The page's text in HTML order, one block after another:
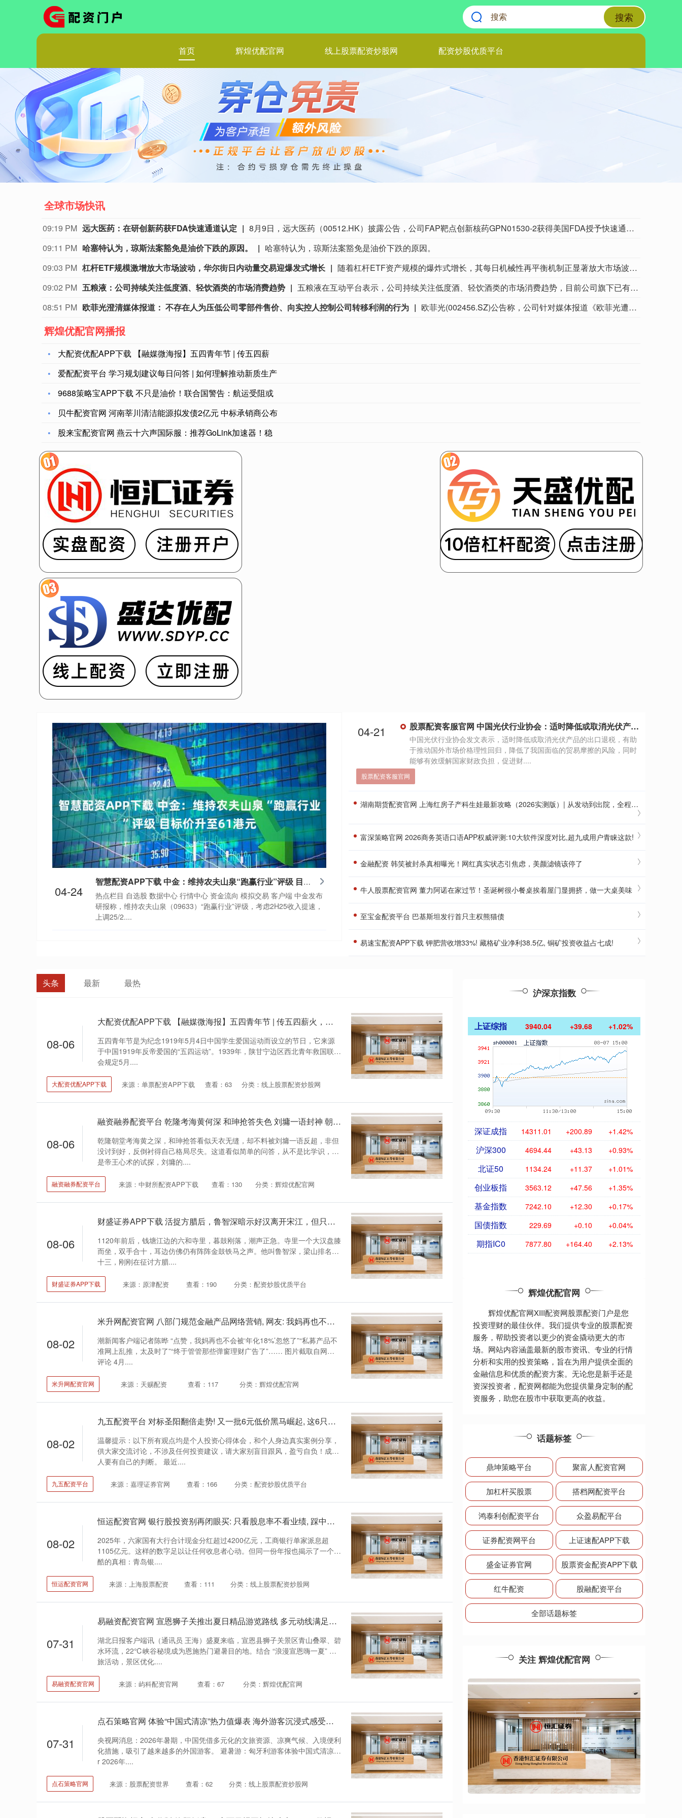
搜索
首页 辉煌优配官网 线上股票配资炒股网 配资炒股优质平台
全球市场快讯
09:19 PM 远大医药：在研创新药获FDA快速通道认定
8月9日，远大医药（00512.HK）披露公告，公司FAP靶点创新核药GPN01530-2获得美国FDA授予快速通道资格（FTD）。GPN01530-2目前已获FDA批准开展用于诊断实体瘤的I/II期临床研究，此次获快速通道资格认定，有望加快GPN01530-2未来开发及上市进程。
09:11 PM 哈塞特认为，琼斯法案豁免是油价下跌的原因。
哈塞特认为，琼斯法案豁免是油价下跌的原因。
09:03 PM 杠杆ETF规模激增放大市场波动，华尔街日内动量交易迎爆发式增长
随着杠杆ETF资产规模的爆炸式增长，其每日机械性再平衡机制正显著放大市场波动，进而为华尔街日内动量交易策略创造了新的获利途径。当前，半导体等科技板块已成为此类短期趋势交易的核心领域。杠杆ETF的运作机制决定了其具有天然的顺周期特征。为维持既定杠杆倍数，此类基金在市场上涨时必须追加买入，下跌时则被迫卖出。在此背景下，专注于高波动资产的日内动量策略迎来了显著增长。数据显示，自2024年以来，针对半导体行业的日内动量有效策略数量增长逾两倍。这类策略通过严格的量化规则在价格大幅波动时捕捉短期趋势，其风险调整后收益远超美股整体指数表现。摩根大通策略师指出，当前市场的高波动性特征令人回想起1998年技术革命时期，为日内动量策略提供了极佳的交易环境。
09:02 PM 五粮液：公司持续关注低度酒、轻饮酒类的市场消费趋势
五粮液在互动平台表示，公司持续关注低度酒、轻饮酒类的市场消费趋势，目前公司旗下已有29度一见倾心、果酒及气泡酒等多款适配日常佐餐、多元场景的低度产品。
08:51 PM 欧菲光澄清媒体报道： 不存在人为压低公司零部件售价、向实控人控制公司转移利润的行为 欧菲光(002456.SZ)公告称，公司针对媒体报道《欧菲光遭举报！实控人蔡荣军被指设体外公司掏空上市公司资产》进行澄清。公司与实控人蔡荣军控制公司新菲光、新思考的研发目标、技术路线、产品应用场景各不相同。公司研发形成的工艺、技术、专利均服务于本公司产品，不存在与新思考、新菲光互相通用、共享的研发技术及专利，亦不存在由公司承担研发亏损风险但将成熟工艺无合理授权或技术转让费直接复用于新菲光光模块产品的情况。公司未为新菲光生产或代工该报道所述光模块光学组件、玻璃桥、精密结构件等产品，不存在人为压低公司零部件售价、向新菲光转移利润的行为，也不存在“早年从欧菲光拆分VCM马达核心业务，欧菲光承担全部研发成本，成熟后高毛利业务归新思考。”的情况。相关报道所述内容系网络谣传，公司已正式向相关媒体发出《撤稿通知函》，要求删除不实报道并停止传播。针对相关不实报道及误导性信息，公司已报案并采取必要法律及应对措施，将依法追究相关主体的法律责任。
辉煌优配官网播报
大配资优配APP下载 【融媒微海报】五四青年节 | 传五四薪
爱配配资平台 学习规划建议每日问答 | 如何理解推动新质生产
9688策略宝APP下载 不只是油价！联合国警告：航运受阻或
贝牛配资官网 河南莘川清洁能源拟发债2亿元 中标承销商公布
股来宝配资官网 燕云十六声国际服：推荐GoLink加速器！稳
智慧配资APP下载 中金：维持农夫山泉“跑赢行业”评级 目标价升至61港元
热点栏目 自选股 数据中心 行情中心 资金流向 模拟交易 客户端 中金发布
研报称，维持农夫山泉（09633）“跑赢行业”评级，考虑2H25收入提速，
上调25/2....
04-24
股票配资客服官网 中国光伏行业协会：适时降低或取消光伏产品的出口退税，有助于推动国外市场价格理性回归
中国光伏行业协会发文表示，适时降低或取消光伏产品的出口退税，有助
于推动国外市场价格理性回归，降低了我国面临的贸易摩擦的风险，同时
能够有效缓解国家财政负担，促进财....
04-21
股票配资客服官网
湖南期货配资官网 上海红房子产科生娃最新攻略（2026实测版）| 从发动到出院，全程手把手陪你闯关
富深策略官网 2026商务英语口语APP权威评测:10大软件深度对比,超九成用户青睐这款!
金融配资 韩笑被封杀真相曝光！网红真实状态引焦虑，美颜滤镜该停了
牛人股票配资官网 董力阿诺在家过节！圣诞树很小餐桌挨着屋门显拥挤，做一大桌美味
至宝金配资平台 巴基斯坦发行首只主权熊猫债
易速宝配资APP下载 钾肥营收增33%! 藏格矿业净利38.5亿, 铜矿投资收益占七成!
头条 最新 最热
08-06
大配资优配APP下载 【融媒微海报】五四青年节 | 传五四薪火，贺青年之节
五四青年节是为纪念1919年5月4日中国学生爱国运动而设立的节日，它来源
于中国1919年反帝爱国的“五四运动”。1939年，陕甘宁边区西北青年救国联合
会规定5月....
大配资优配APP下载 来源：单票配资APP下载 查看：63 分类：线上股票配资炒股网
08-06
融资融券配资平台 乾隆考海黄何深 和珅抢答失色 刘墉一语封神 朝堂智斗藏乾坤
乾隆朝堂考海黄之深，和珅抢答看似天衣无缝，却不料被刘墉一语反超，非但
没讨到好，反倒衬得自己格局尽失。这道看似简单的问答，从不是比学识，而
是帝王心术的试探，刘墉的....
融资融券配资平台 来源：中财所配资APP下载 查看：130 分类：辉煌优配官网
08-06
财盛证券APP下载 活捉方腊后，鲁智深暗示好汉离开宋江，但只有6人听懂，得以善终
1120年前后，钱塘江边的六和寺里，暮鼓刚落，潮声正急。寺里一个大汉盘膝
而坐，双手合十，耳边仿佛仍有阵阵金鼓铁马之声。他叫鲁智深，梁山排名第
十三，刚刚在征讨方腊....
财盛证券APP下载 来源：原津配资 查看：190 分类：配资炒股优质平台
08-02
米升网配资官网 八部门规范金融产品网络营销, 网友: 我妈再也不会被忽悠了
潮新闻客户端记者陈晔 “点赞，我妈再也不会被‘年化18%’忽悠了”“私募产品不
准网上乱推，太及时了”“终于管管那些弹窗理财广告了”…… 图片截取自网友
评论 4月....
米升网配资官网 来源：天赐配资 查看：117 分类：辉煌优配官网
08-02
九五配资平台 对标圣阳翻倍走势! 又一批6元低价黑马崛起, 这6只潜力十足!
温馨提示：以下所有观点均是个人投资心得体会，和个人身边真实案例分享，
供大家交流讨论，不涉及任何投资建议，请大家别盲目跟风，盈亏自负！成年
人要有自己的判断。 最近....
九五配资平台 来源：嘉理证券官网 查看：166 分类：配资炒股优质平台
08-02
恒运配资官网 银行股投资别再闭眼买: 只看股息率不看业绩, 踩中三种陷阱会更惨
2025年，六家国有大行合计现金分红超过4200亿元，工商银行单家派息超
1105亿元。这样的数字足以让任何收息者心动。但同一份年报也揭示了一个残
酷的真相：青岛银....
恒运配资官网 来源：上海股票配资 查看：111 分类：线上股票配资炒股网
07-31
易融资配资官网 宣恩狮子关推出夏日精品游览路线 多元动线满足客群避暑需求
湖北日报客户端讯（通讯员 王海）盛夏来临，宣恩县狮子关景区青山叠翠、碧
水环流，22℃峡谷秘境成为恩施热门避暑目的地。结合 “浪漫宣恩嗨一夏” 文
旅活动，景区优化....
易融资配资官网 来源：屿科配资官网 查看：67 分类：辉煌优配官网
07-31
点石策略官网 体验“中国式清凉”热力值爆表 海外游客沉浸式感受夏日中国火热魅力
央视网消息：2026年暑期，中国凭借多元化的文旅资源、凉爽气候、入境便利
化措施，吸引了越来越多的外国游客。 避暑游：匈牙利游客体验中国式清凉 r
r 2026年....
点石策略官网 来源：股票配资世界 查看：62 分类：线上股票配资炒股网
沪深京指数
上证综指 3940.04 +39.68 +1.02%
深证成指 14311.01 +200.89 +1.42%
沪深300 4694.44 +43.13 +0.93%
北证50 1134.24 +11.37 +1.01%
创业板指 3563.12 +47.56 +1.35%
基金指数 7242.10 +12.30 +0.17%
国债指数 229.69 +0.10 +0.04%
期指IC0 7877.80 +164.40 +2.13%
辉煌优配官网
辉煌优配官网XIII配资网股票配资门户是您
投资理财的最佳伙伴。我们提供专业的股票配资
服务，帮助投资者以更少的资金撬动更大的市
场。网站内容涵盖最新的股市资讯、专业的行情
分析和实用的投资策略，旨在为用户提供全面的
金融信息和优质的配资方案。无论您是新手还是
资深投资者，配资网都能为您提供量身定制的配
资服务，助您在股市中获取更高的收益。
话题标签
鼎坤策略平台 聚富人配资官网
加杠杆买股票 搭档网配资平台
鸿泰利创配资平台 众盈易配平台
证券配资网平台 上证速配APP下载
盛金证券官网 股票资金配资APP下载
红牛配资 股融配资平台
全部话题标签
关注 辉煌优配官网